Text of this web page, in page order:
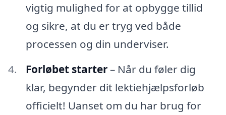
vigtig mulighed for at opbygge tillid
og sikre, at du er tryg ved både
processen og din underviser.
Forløbet starter– Når du føler dig
klar, begynder dit lektiehjælpsforløb
officielt! Uanset om du har brug for